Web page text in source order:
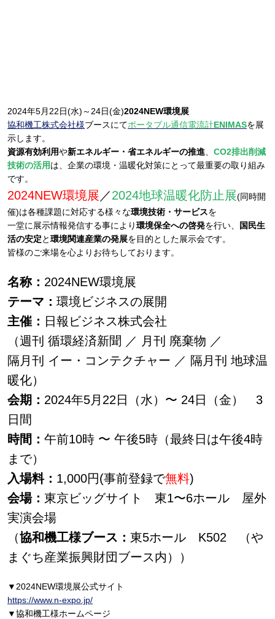
2024年5月22日(水)～24日(金)2024NEW環境展
協和機工株式会社様ブースにてポータブル通信電流計ENIMASを展
示します。
資源有効利用や新エネルギー・省エネルギーの推進
CO2排出削減
技術の活用は、企業の環境・温暖化対策にとって最重要の取り組み
です。
2024NEW環境展 ／2024地球温暖化防止展(同時開
催)は各種課題に対応する様々な環境技術・サービスを
一堂に展示情報発信する事により環境保全への啓発を行い、
国民生
活の安定と環境関連産業の発展を目的とした展示会です。
皆様のご来場を心よりお待ちしております。
名称： 2024NEW環境展
テーマ： 環境ビジネスの展開
主催： 日報ビジネス株式会社
（週刊 循環経済新聞 ／ 月刊 廃棄物 ／
隔月刊 イー・コンテクチャー ／ 隔月刊 地球温
暖化）
会期： 2024年5月22日（水）〜 24日（金） 3
日間
時間： 午前10時 〜 午後5時（最終日は午後4時
まで）
入場料： 1,000円(事前登録で無料)
会場： 東京ビッグサイト 東1〜6ホール 屋外
実演会場
（協和機工様ブース： 東5ホール K502 （や
まぐち産業振興財団ブース内））
▼2024NEW環境展公式サイト
https://www.n-expo.jp/
▼協和機工様ホームページ